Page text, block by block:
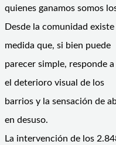
quienes ganamos somos
Desde la comunidad
medida que, si bien puede
parecer simple, responde
el deterioro visual de los
barrios y la sensación de
en desuso.
La intervención de los